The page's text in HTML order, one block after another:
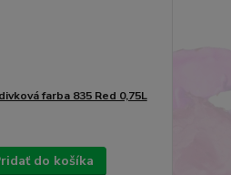
farba 835 Red 0,75L
do košíka